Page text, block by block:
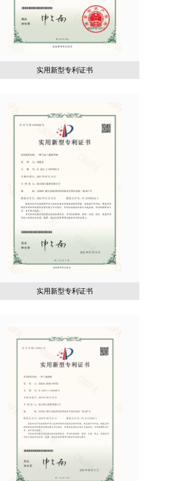
实用新型专利证书
实用新型专利证书